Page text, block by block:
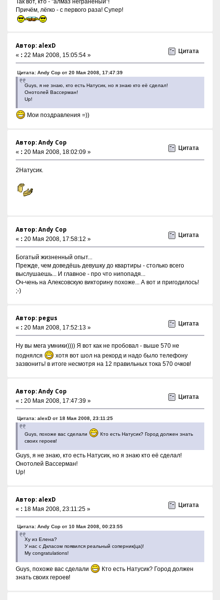
Причём, лёгко - с первого раза! Супер!
Автор: alexD
« : 22 Мая 2008, 15:05:54 »
Цитата
Цитата: Andy Cop от 20 Мая 2008, 17:47:39
Guys, я не знаю, кто есть Натусик, но я знаю кто её сделал!
Онотолей Вассерман!
Up!
Мои поздравления =))
Автор: Andy Cop
« : 20 Мая 2008, 18:02:09 »
Цитата
2Натусик.
Автор: Andy Cop
« : 20 Мая 2008, 17:58:12 »
Цитата
Богатый жизненный опыт...
Прежде, чем доведёшь девушку до квартиры - столько всего
выслушаешь... И главное - про что нипопадя...
Оч-чень на Алексовскую викторину похоже... А вот и пригодилось!
;-)
Автор: pegus
« : 20 Мая 2008, 17:52:13 »
Цитата
Ну вы мега умники)))) Я вот как не пробовал - выше 570 не
поднялся
хотя вот шол на рекорд и надо было телефону
зазвонить! в итоге несмотря на 12 правильных тока 570 очков!
Автор: Andy Cop
« : 20 Мая 2008, 17:47:39 »
Цитата
Цитата: alexD от 18 Мая 2008, 23:11:25
Guys, похоже вас сделали
Кто есть Натусик? Город должен знать
своих героев!
Guys, я не знаю, кто есть Натусик, но я знаю кто её сделал!
Онотолей Вассерман!
Up!
Автор: alexD
« : 18 Мая 2008, 23:11:25 »
Цитата
Цитата: Andy Cop от 10 Мая 2008, 00:23:55
Ху из Елена?
У нас с Дкласом появился реальный соперник(ца)!
My congratulations!
Guys, похоже вас сделали
Кто есть Натусик? Город должен
знать своих героев!